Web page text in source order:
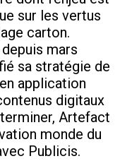
sur les vertus
carton.
mars
sa stratégie de
application
digitaux
Artefact
monde du
Publicis.